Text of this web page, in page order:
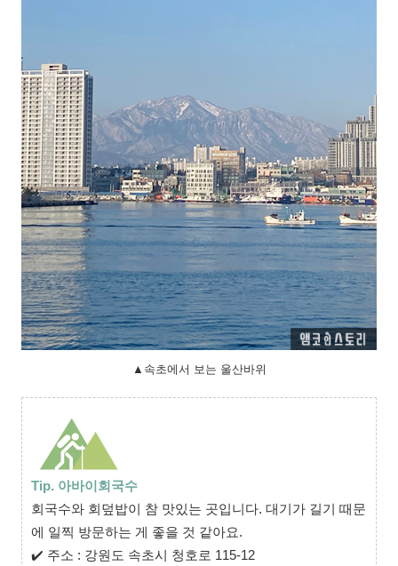
▲속초에서 보는 울산바위
Tip. 아바이회국수
회국수와 회덮밥이 참 맛있는 곳입니다. 대기가 길기 때문
에 일찍 방문하는 게 좋을 것 같아요.
✔ 주소 : 강원도 속초시 청호로 115-12